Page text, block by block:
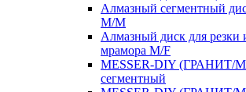
Алмазный сегментный
M/M
Алмазный диск для
мрамора M/F
MESSER-DIY (ГРАНИТ/
сегментный